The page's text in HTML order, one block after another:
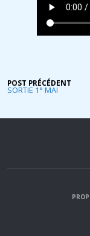
POST PRÉCÉDENT
SORTIE 1° MAI